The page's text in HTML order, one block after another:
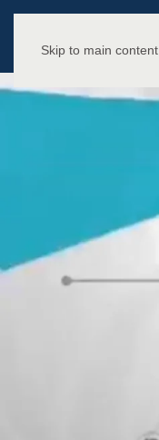
Skip to main content